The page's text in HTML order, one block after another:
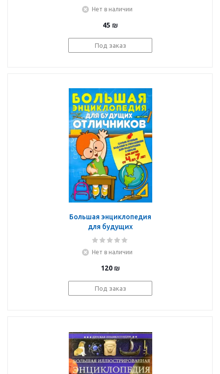
Нет в наличии
45 ₪
Под заказ
Большая энциклопедия
для будущих
отличников
Нет в наличии
120 ₪
Под заказ